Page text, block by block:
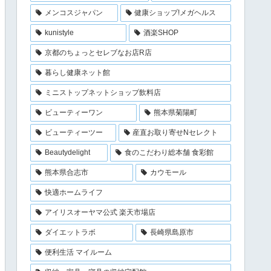
メンコスジャパン 健康ショップ!メガヘルス
kunistyle 酒楽SHOP
京都のちょっとセレブなお店R店
暮らし健康ネット館
ミニストップネットショップ飲料店
ビューティーワン 熊本県菊陽町
ビューティーツー 産直お取り寄せNセレクト
Beautydelight 食のこだわり総本舗 食彩館
熊本県合志市 カウモール
快適ホームライフ
アイリスオーヤマ公式 楽天市場店
ダイエットラボ 長崎県島原市
便利生活 マイルーム